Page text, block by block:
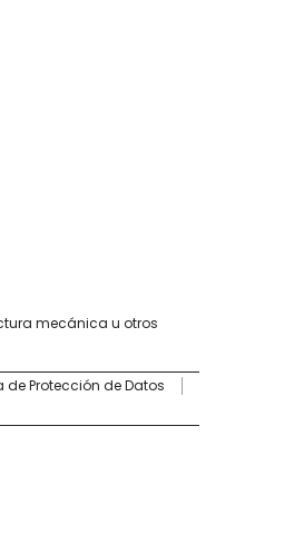
mecánica u otros
de Protección de Datos